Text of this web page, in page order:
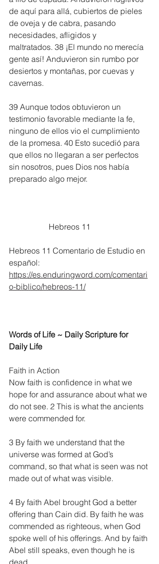
de aquí para allá, cubiertos de pieles
de oveja y de cabra, pasando
necesidades, afligidos y
maltratados. 38 ¡El mundo no merecía
gente así! Anduvieron sin rumbo por
desiertos y montañas, por cuevas y
cavernas.
39 Aunque todos obtuvieron un
testimonio favorable mediante la fe,
ninguno de ellos vio el cumplimiento
de la promesa. 40 Esto sucedió para
que ellos no llegaran a ser perfectos
sin nosotros, pues Dios nos había
preparado algo mejor.
		Hebreos 11
Hebreos 11 Comentario de Estudio en
español:
https://es.enduringword.com/comentari
o-biblico/hebreos-11/
Words of Life ~ Daily Scripture for
Daily Life
Faith in Action
Now faith is confidence in what we
hope for and assurance about what we
do not see. 2 This is what the ancients
were commended for.
3 By faith we understand that the
universe was formed at God’s
command, so that what is seen was not
made out of what was visible.
4 By faith Abel brought God a better
offering than Cain did. By faith he was
commended as righteous, when God
spoke well of his offerings. And by faith
Abel still speaks, even though he is
dead.